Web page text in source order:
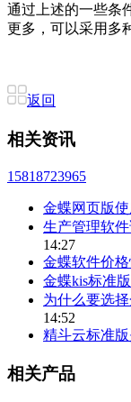
通过上述的一些条
更多，可以采用多
返回
相关资讯
15818723965
金蝶网页版
生产管理软
14:27
金蝶软件价
金蝶kis标准
为什么要选
14:52
精斗云标准
相关产品